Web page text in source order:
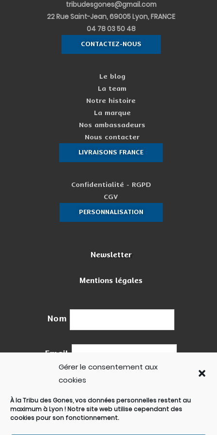
Gérer le consentement aux
cookies
À laTribu des Gones, vos données personnelles restent au
maximum àLyon! Notre site web utilise cependant des
cookies pour son fonctionnement.
tribudesgones@gmail.com
22 Rue Saint-Jean, 69005 Lyon, FRANCE
04 78 03 50 48
CONTACTEZ-NOUS
Le blog
La team
Notre histoire
La marque
Nos ambassadeurs
Nous contacter
LIVRAISONS FRANCE
Confidentialité - RGPD
CGV
PERSONNALISATION
Newsletter
Mentions légales
Nom
Email